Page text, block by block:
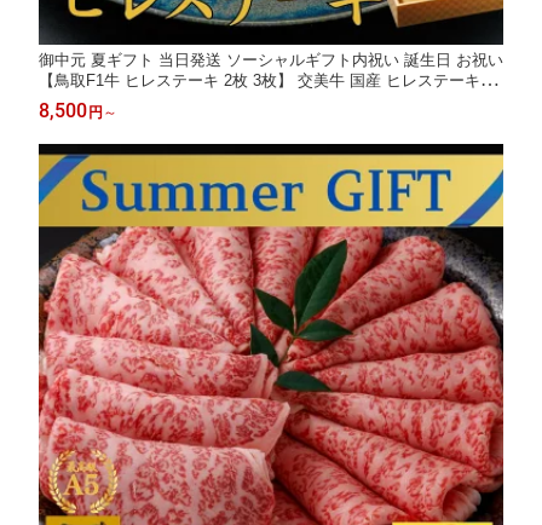
御中元 夏ギフト 当日発送 ソーシャルギフト内祝い 誕生日 お祝い
【鳥取F1牛 ヒレステーキ 2枚 3枚】 交美牛 国産 ヒレステーキ シ
ャトーブリアン 肉 ステーキ 御祝い お祝い ステーキ肉 牛肉 お肉
誕生日 内祝い
8,500円 ～